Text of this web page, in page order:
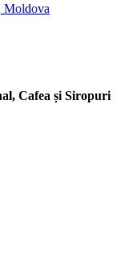
Moldova
Cafea și Siropuri